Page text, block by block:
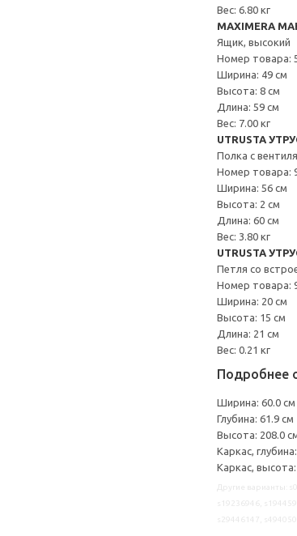
Вес: 6.80 кг
MAXIMERA
Ящик, высокий
Номер товара:
Ширина: 49 см
Высота: 8 см
Длина: 59 см
Вес: 7.00 кг
UTRUSTA
Полка с
Номер товара:
Ширина: 56 см
Высота: 2 см
Длина: 60 см
Вес: 3.80 кг
UTRUSTA
Петля со
Номер товара:
Ширина: 20 см
Высота: 15 см
Длина: 21 см
Вес: 0.21 кг
Подробнее
Ширина: 60.0 см
Глубина: 61.9 см
Высота: 208.0
Каркас,
Каркас, высота: